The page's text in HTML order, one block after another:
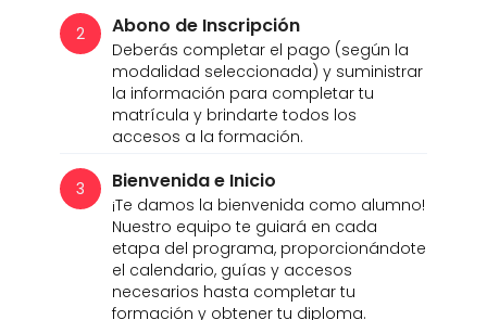
2 Abono de Inscripción
Deberás completar el pago (según la
modalidad seleccionada) y suministrar
la información para completar tu
matrícula y brindarte todos los
accesos a la formación.
3 Bienvenida e Inicio
¡Te damos la bienvenida como alumno!
Nuestro equipo te guiará en cada
etapa del programa, proporcionándote
el calendario, guías y accesos
necesarios hasta completar tu
formación y obtener tu diploma.